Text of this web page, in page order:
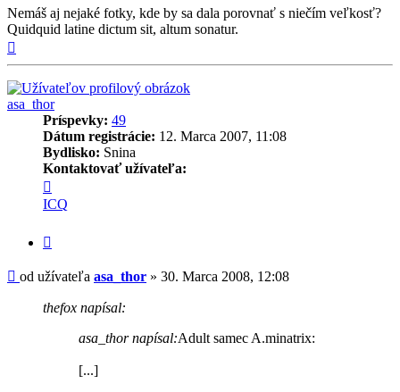
Nemáš aj nejaké fotky, kde by sa dala porovnať s niečím veľkosť?
Quidquid latine dictum sit, altum sonatur.
asa_thor
Príspevky: 49
Dátum registrácie: 12. Marca 2007, 11:08
Bydlisko: Snina
Kontaktovať užívateľa:
informácie
užívateľa
asa_thor
ICQ
Príspevok
od užívateľa asa_thor » 30. Marca 2008, 12:08
thefox napísal:
asa_thor napísal:Adult samec A.minatrix:
[...]